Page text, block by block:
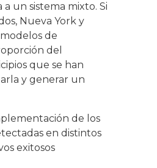
un sistema mixto. Si
Nueva York y
de
del
que se han
y generar un
de los
en distintos
exitosos